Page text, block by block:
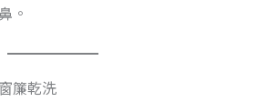
。
簾乾洗